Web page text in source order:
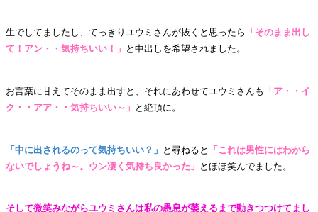
生でしてましたし、てっきりユウミさんが抜くと思ったら 「そのまま出し
て！アン・・気持ちいい！」 と中出しを希望されました。
お言葉に甘えてそのまま出すと、それにあわせてユウミさんも 「ア・・イ
ク・・アア・・気持ちいい～」 と絶頂に。
「中に出されるのって気持ちいい？」 と尋ねると
「これは男性にはわから
ないでしょうね～。ウン凄く気持ち良かった」 とほほ笑んでました。
そして微笑みながらユウミさんは私の愚息が萎えるまで動きつつけてまし